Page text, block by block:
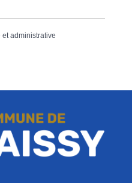
administrative